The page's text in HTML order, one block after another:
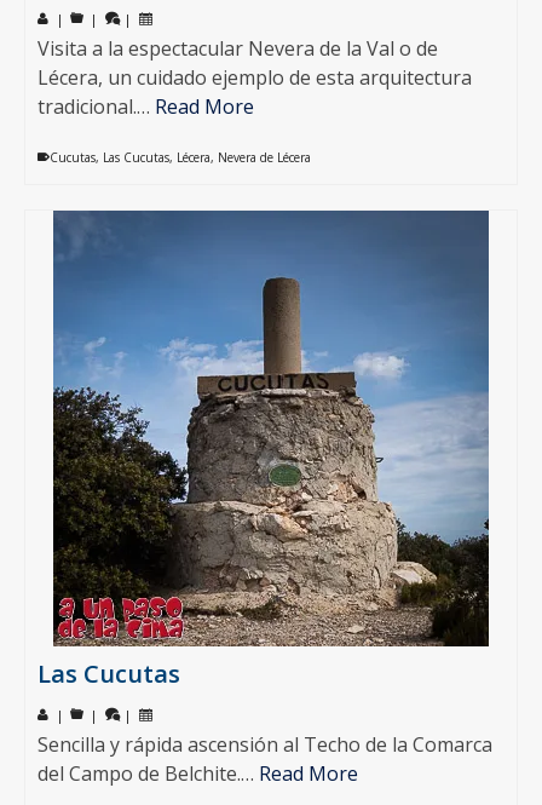
| | |
Visita a la espectacular Nevera de la Val o de
Lécera, un cuidado ejemplo de esta arquitectura
tradicional.… Read More
Cucutas, Las Cucutas, Lécera, Nevera de Lécera
Las Cucutas
| | |
Sencilla y rápida ascensión al Techo de la Comarca
del Campo de Belchite.… Read More